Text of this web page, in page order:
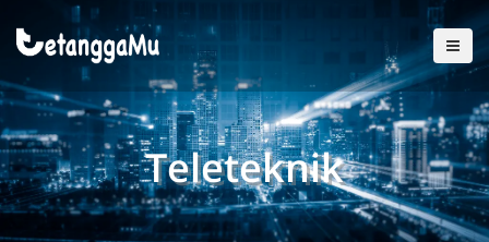
Teleteknik